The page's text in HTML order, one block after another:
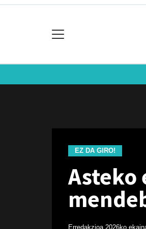
EZ DA GIRO!
Asteko
Erredakzioa 2026ko